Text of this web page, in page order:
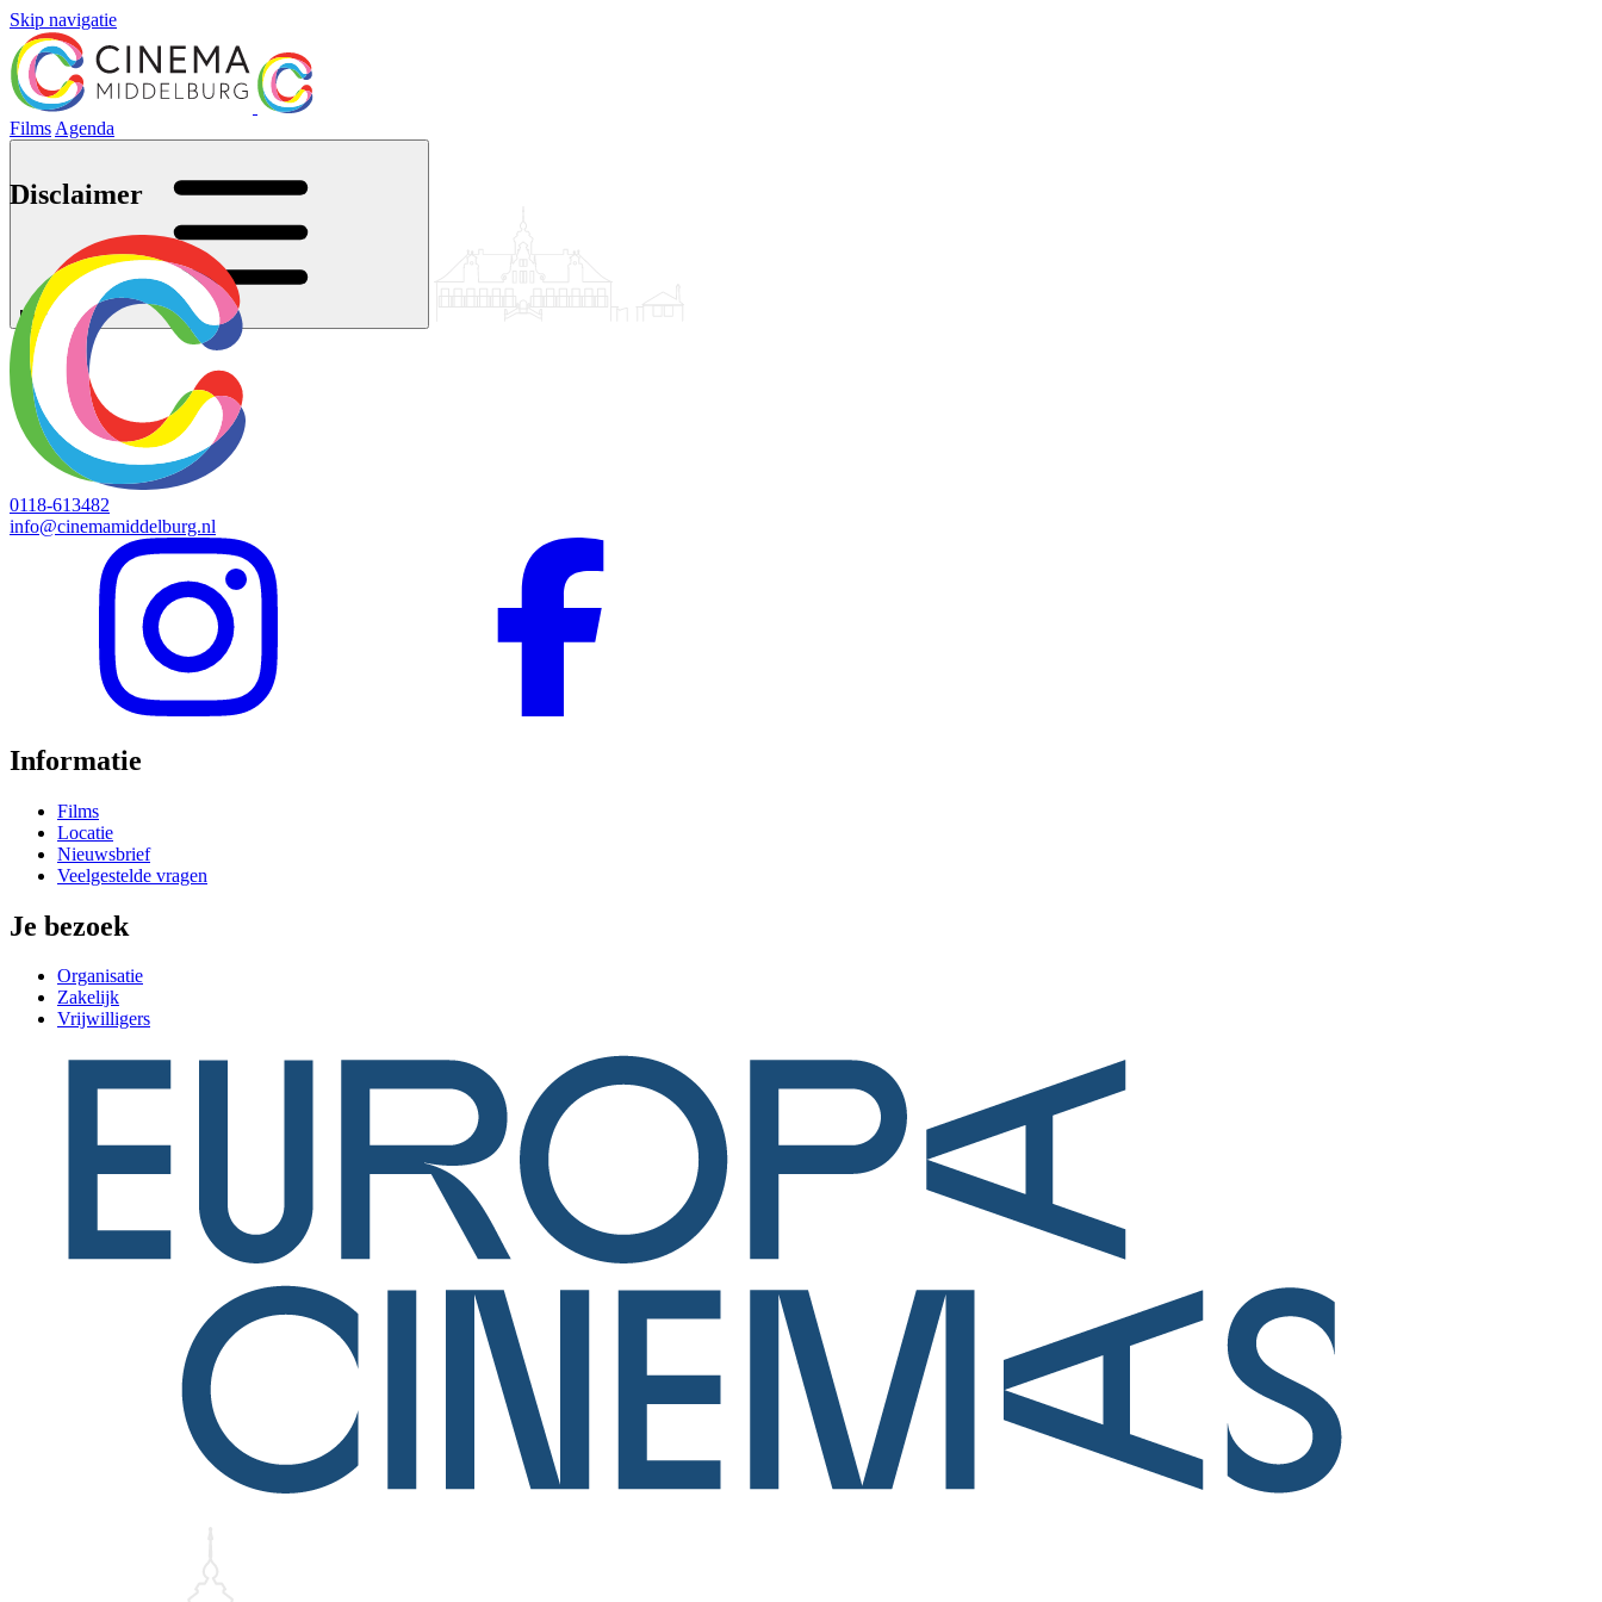
Skip navigatie
Films Agenda
Menu
Disclaimer
0118-613482
info@cinemamiddelburg.nl
Informatie
Films
Locatie
Nieuwsbrief
Veelgestelde vragen
Je bezoek
Organisatie
Zakelijk
Vrijwilligers